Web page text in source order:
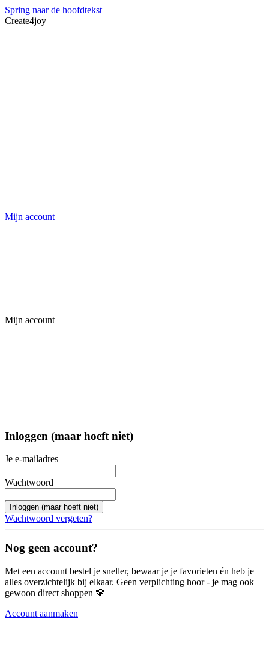
Spring naar de hoofdtekst
Create4joy
Mijn account
Mijn account
Inloggen (maar hoeft niet)
Je e-mailadres
Wachtwoord
Inloggen (maar hoeft niet)
Wachtwoord vergeten?
Nog geen account?
Met een account bestel je sneller, bewaar je je favorieten én heb je
alles overzichtelijk bij elkaar. Geen verplichting hoor - je mag ook
gewoon direct shoppen 🤎
Account aanmaken